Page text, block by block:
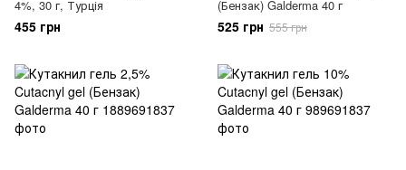
4%, 30 г, Турція
455 грн
(Бензак) Galderma 40 г
525 грн 555 грн